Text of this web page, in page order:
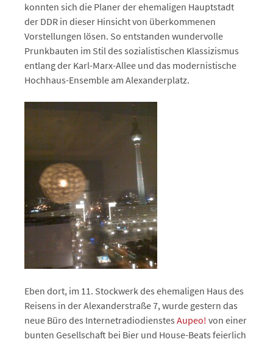
konnten sich die Planer der ehemaligen Hauptstadt
der DDR in dieser Hinsicht von überkommenen
Vorstellungen lösen. So entstanden wundervolle
Prunkbauten im Stil des sozialistischen Klassizismus
entlang der Karl-Marx-Allee und das modernistische
Hochhaus-Ensemble am Alexanderplatz.
Eben dort, im 11. Stockwerk des ehemaligen Haus des
Reisens in der Alexanderstraße 7, wurde gestern das
neue Büro des Internetradiodienstes Aupeo! von einer
bunten Gesellschaft bei Bier und House-Beats feierlich